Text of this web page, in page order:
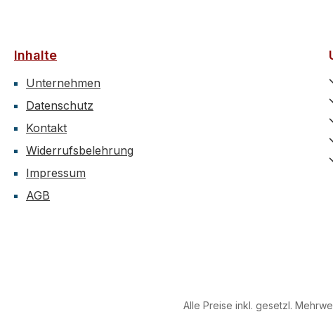
Inhalte
Unternehmen
Datenschutz
Kontakt
Widerrufsbelehrung
Impressum
AGB
Alle Preise inkl. gesetzl.